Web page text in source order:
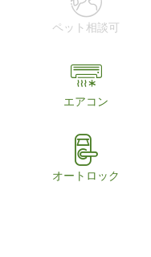
ペット相談可
エアコン
オートロック